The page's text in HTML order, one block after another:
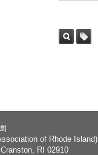
of Rhode Island)
RI 02910